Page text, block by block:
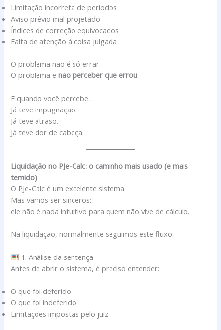
Limitação incorreta de períodos
Aviso prévio mal projetado
Índices de correção equivocados
Falta de atenção à coisa julgada
O problema não é só errar.
O problema énão perceber que errou.
E quando você percebe…
Já teve impugnação.
Já teve atraso.
Já teve dor de cabeça.
Liquidação no PJe-Calc: o caminho mais usado (e mais
temido)
O PJe-Calc é um excelente sistema.
Mas vamos ser sinceros:
ele não é nada intuitivo para quem não vive de cálculo.
Na liquidação, normalmente seguimos este fluxo:
1. Análise da sentença
Antes de abrir o sistema, é preciso entender:
O que foi deferido
O que foi indeferido
Limitações impostas pelo juiz